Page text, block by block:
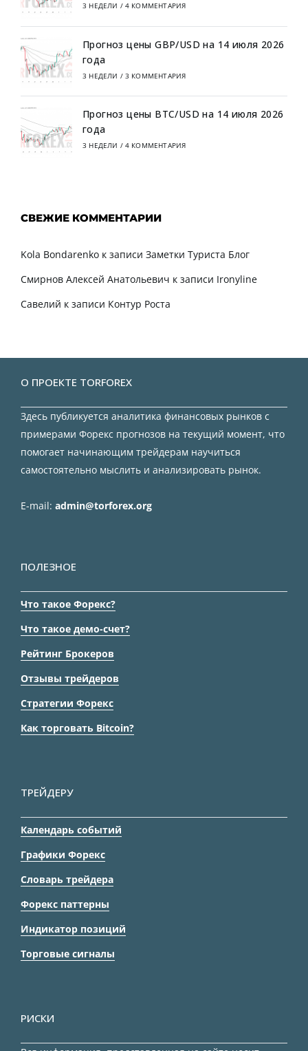
3 НЕДЕЛИ / 4 КОММЕНТАРИЯ
Прогноз цены GBP/USD на 14 июля 2026
года
3 НЕДЕЛИ / 3 КОММЕНТАРИЯ
Прогноз цены BTC/USD на 14 июля 2026
года
3 НЕДЕЛИ / 4 КОММЕНТАРИЯ
СВЕЖИЕ КОММЕНТАРИИ
Kola Bondarenko к записи Заметки Туриста Блог
Смирнов Алексей Анатольевич к записи Ironyline
Савелий к записи Контур Роста
О ПРОЕКТЕ TORFOREX
Здесь публикуется аналитика финансовых рынков с
примерами Форекс прогнозов на текущий момент, что
помогает начинающим трейдерам научиться
самостоятельно мыслить и анализировать рынок.
E-mail: admin@torforex.org
ПОЛЕЗНОЕ
Что такое Форекс?
Что такое демо-счет?
Рейтинг Брокеров
Отзывы трейдеров
Стратегии Форекс
Как торговать Bitcoin?
ТРЕЙДЕРУ
Календарь событий
Графики Форекс
Словарь трейдера
Форекс паттерны
Индикатор позиций
Торговые сигналы
РИСКИ